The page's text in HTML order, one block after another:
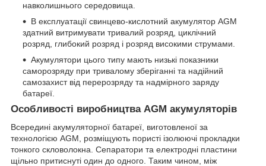
навколишнього середовища.
В експлуатації свинцево-кислотний акумулятор AGM
здатний витримувати тривалий розряд, циклічний
розряд, глибокий розряд і розряд високими струмами.
Акумулятори цього типу мають низькі показники
саморозряду при тривалому зберіганні та надійний
самозахист від перерозряду та надмірного заряду
батареї.
Особливості виробництва AGM акумуляторів
Всередині акумуляторної батареї, виготовленої за
технологією AGM, розміщують пористі ізолюючі прокладки
тонкого скловолокна. Сепаратори та електродні пластини
щільно притиснуті один до одного. Таким чином, між